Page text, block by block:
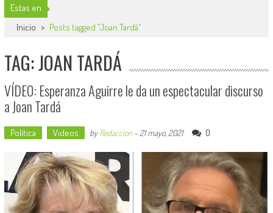
Estas en
Inicio > Posts tagged "Joan Tardá"
TAG: JOAN TARDÁ
VÍDEO: Esperanza Aguirre le da un espectacular discurso
a Joan Tardá
Política Videos byRedaccion- 21 mayo, 2021 0